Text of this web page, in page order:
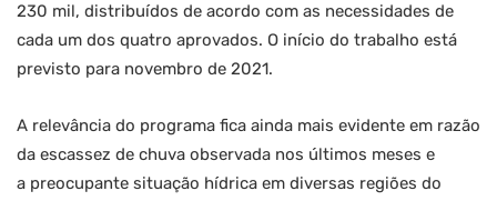
230 mil, distribuídos de acordo com as necessidades de
cada um dos quatro aprovados. O início do trabalho está
previsto para novembro de 2021.
A relevância do programa fica ainda mais evidente em razão
da escassez de chuva observada nos últimos meses e
a preocupante situação hídrica em diversas regiões do